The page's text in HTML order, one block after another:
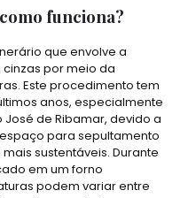
funciona?
que envolve a
por meio da
Este procedimento tem
anos, especialmente
de Ribamar, devido a
para sepultamento
sustentáveis. Durante
em um forno
podem variar entre